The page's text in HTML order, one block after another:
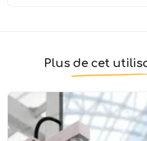
Plus de cet